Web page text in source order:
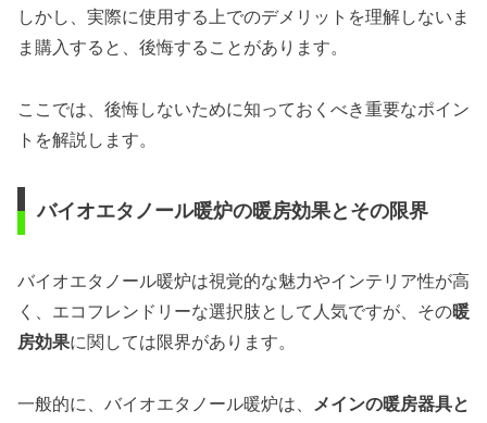
しかし、実際に使用する上でのデメリットを理解しないま
ま購入すると、後悔することがあります。
ここでは、後悔しないために知っておくべき重要なポイン
トを解説します。
バイオエタノール暖炉の暖房効果とその限界
バイオエタノール暖炉は視覚的な魅力やインテリア性が高
く、エコフレンドリーな選択肢として人気ですが、その暖
房効果に関しては限界があります。
一般的に、バイオエタノール暖炉は、
メインの暖房器具と